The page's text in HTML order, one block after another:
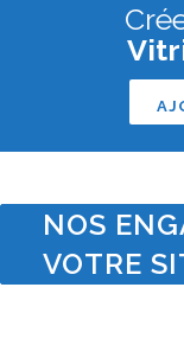
NOS
VOTRE